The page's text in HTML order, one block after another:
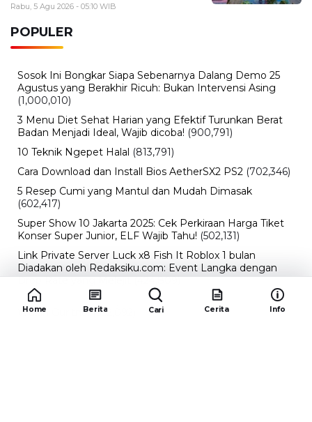
Rabu, 5 Agu 2026 - 05:10 WIB
POPULER
Sosok Ini Bongkar Siapa Sebenarnya Dalang Demo 25
Agustus yang Berakhir Ricuh: Bukan Intervensi Asing
(1,000,010)
3 Menu Diet Sehat Harian yang Efektif Turunkan Berat
Badan Menjadi Ideal, Wajib dicoba! (900,791)
10 Teknik Ngepet Halal (813,791)
Cara Download dan Install Bios AetherSX2 PS2 (702,346)
5 Resep Cumi yang Mantul dan Mudah Dimasak
(602,417)
Super Show 10 Jakarta 2025: Cek Perkiraan Harga Tiket
Konser Super Junior, ELF Wajib Tahu! (502,131)
Link Private Server Luck x8 Fish It Roblox 1 bulan
Diadakan oleh Redaksiku.com: Event Langka dengan
Drop Rate yang Melejit (424,809)
10 Film Indonesia Tayang November 2024, Ada Film
Wulan Guritno! (352,092)
Home Berita Cari Cerita Info